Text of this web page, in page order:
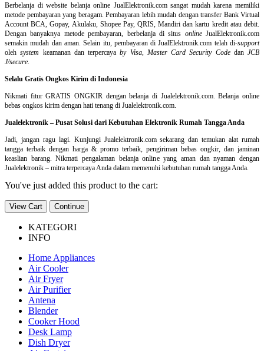
Berbelanja diwebsite belanja online JualElektronik.com sangat mudah karena memiliki
metode pembayaran yang beragam. Pembayaran lebih mudah dengan transfer Bank Virtual
Account BCA, Gopay, Akulaku, Shopee Pay, QRIS, Mandiri dan kartu kredit atau debit.
Dengan banyaknya metode pembayaran, berbelanja di situs onlineJualElektronik.com
semakin mudah dan aman. Selain itu, pembayaran di JualElektronik.com telah di-support
olehsystem keamanan dan terpercayaby Visa, Master Card Security Codedan JCB
J/secure.
Selalu Gratis Ongkos Kirim di Indonesia
Nikmati fitur GRATIS ONGKIR dengan belanja di Jualelektronik.com. Belanja online
bebas ongkos kirim dengan hati tenang di Jualelektronik.com.
Jualelektronik – Pusat Solusi dari Kebutuhan Elektronik Rumah Tangga Anda
Jadi, jangan ragu lagi. Kunjungi Jualelektronik.com sekarang dan temukan alat rumah
tangga terbaik dengan harga & promo terbaik, pengiriman bebas ongkir, dan jaminan
keaslian barang. Nikmati pengalaman belanja online yang aman dan nyaman dengan
Jualelektronik – mitra terpercaya Anda dalam memenuhi kebutuhan rumah tangga Anda.
You've just added this product to the cart:
View Cart Continue
KATEGORI
INFO
Home Appliances
Air Cooler
Air Fryer
Air Purifier
Antena
Blender
Cooker Hood
Desk Lamp
Dish Dryer